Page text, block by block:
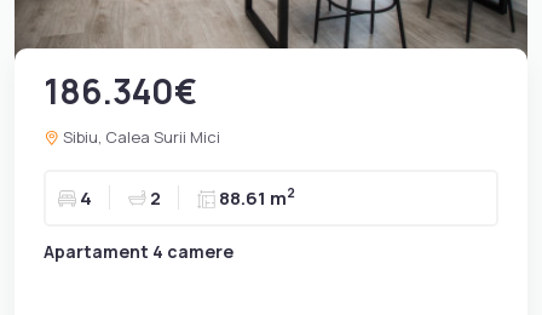
186.340€
Sibiu, Calea Surii Mici
4 2 88.61 m2
Apartament 4 camere